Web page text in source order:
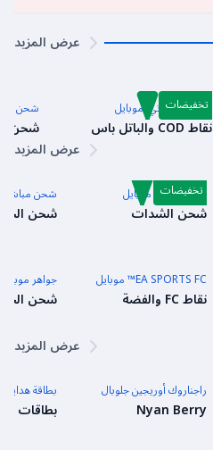
عرض المزيد
كول أوف دوتي: موبايل
نقاط COD والباتل باس
تخفيضات شحن
شحن
عرض المزيد
شدات ببجي موبايل
شحن الشدات
تخفيضات شحن مباشر
شحن
EA SPORTS FC™ موبايل
نقاط FC والفضة
جواهر
شحن
عرض المزيد
راجناروك أوريجين جلوبال
Nyan Berry
بطاقة هدايا
بطاقات